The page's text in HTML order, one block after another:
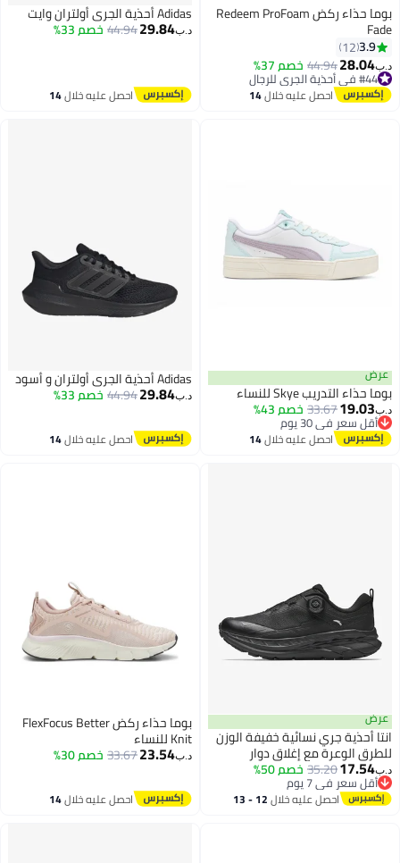
بوما حذاء ركض Redeem ProFoam
Fade
3.9
12
د.ب‏28.04
44.94خصم 37%
#44 في أحذية الجري للرجال
#44 في أحذية الجري للرجال احصل عليه خلال14
Adidas أحذية الجري أولتران وايت
د.ب‏29.84
44.94خصم 33%
احصل عليه خلال14
عرض
بوما حذاء التدريب Skye للنساء
د.ب‏19.03
33.67خصم 43%
أقل سعر في 30 يوم
أقل سعر في 30 يوماحصل عليه خلال14
Adidas أحذية الجري أولتران و أسود
د.ب‏29.84
44.94خصم 33%
احصل عليه خلال14
عرض
انتا أحذية جري نسائية خفيفة الوزن
للطرق الوعرة مع إغلاق دوار
د.ب‏17.54
35.20خصم 50%
أقل سعر في 7 يوم
أقل سعر في 7 يوماحصل عليه خلال 12 - 13
بوما حذاء ركض FlexFocus Better
Knit للنساء
د.ب‏23.54
33.67خصم 30%
احصل عليه خلال14